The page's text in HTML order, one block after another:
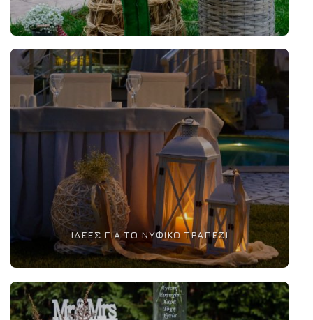
ΙΔΈΕΣ ΓΙΑ ΤΟ ΝΥΦΙΚΌ ΤΡΑΠΈΖΙ